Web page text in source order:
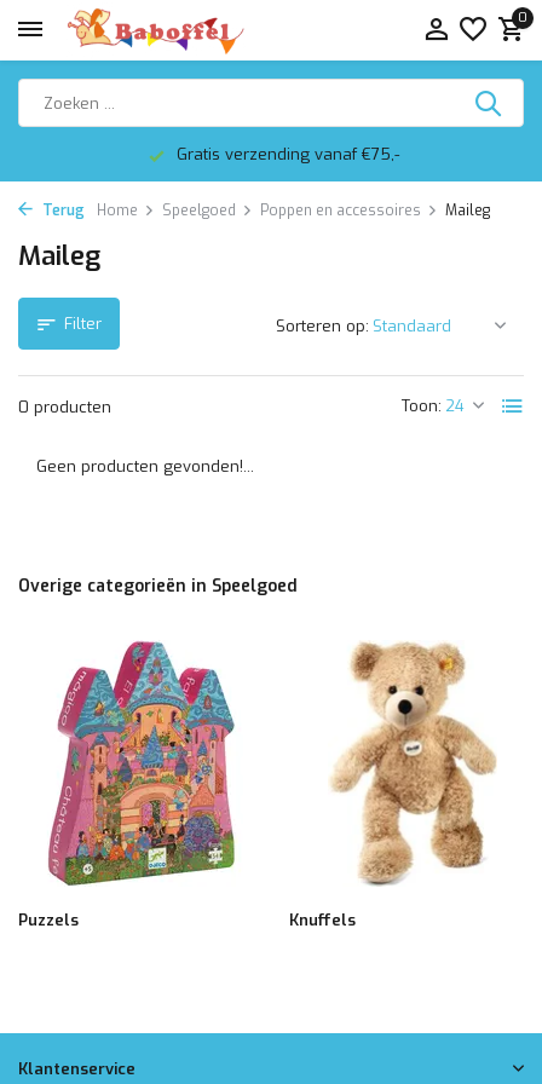
0
Gratis verzending vanaf €75,-
Terug Home Speelgoed Poppen en accessoires Maileg
Maileg
Filter
0 producten Toon:
Sorteren op:
Geen producten gevonden!...
Overige categorieën in Speelgoed
Puzzels Knuffels
Klantenservice